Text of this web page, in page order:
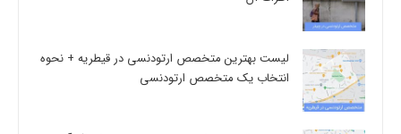
لیست بهترین متخصص ارتودنسی در قیطریه + نحوه
انتخاب یک متخصص ارتودنسی